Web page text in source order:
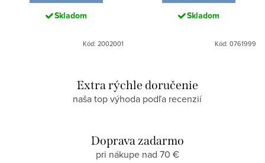
Skladom
Kód: 2002001
Skladom
Kód: 0761999
Extra rýchle doručenie
naša top výhoda podľa recenzií
Doprava zadarmo
pri nákupe nad 70 €